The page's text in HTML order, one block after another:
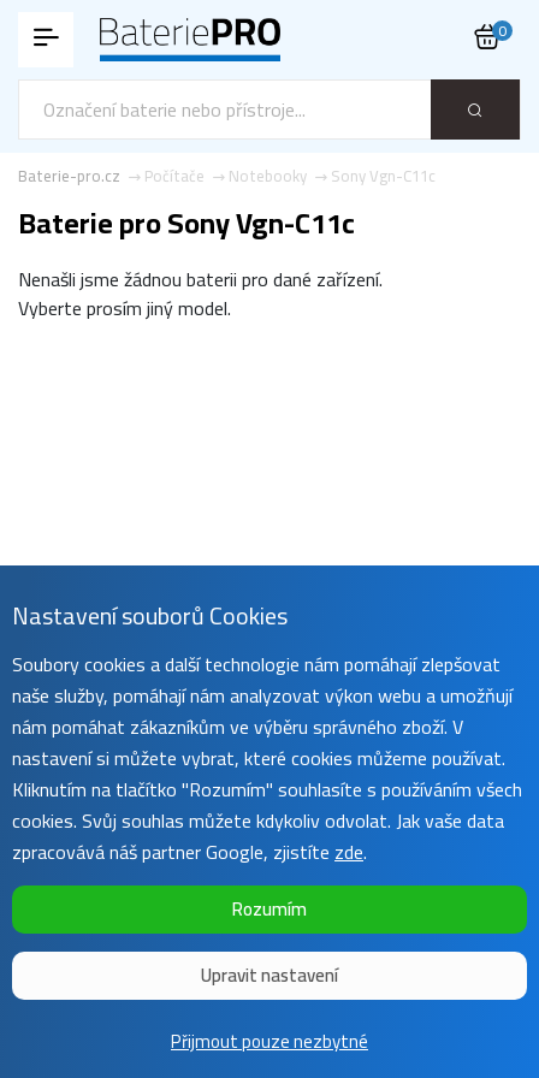
0
Sony Vgn-C11c
Notebooky
Počítače
Baterie-pro.cz
Baterie pro Sony Vgn-C11c
Nenašli jsme žádnou baterii pro dané zařízení.
Vyberte prosím jiný model.
Sunnysoft2016 - 2026 | Template by
Nastavení souborů Cookies
Soubory cookies a další technologie nám pomáhají zlepšovat
naše služby, pomáhají nám analyzovat výkon webu a umožňují
nám pomáhat zákazníkům ve výběru správného zboží. V
nastavení si můžete vybrat, které cookies můžeme používat.
Kliknutím na tlačítko "Rozumím" souhlasíte s používáním všech
cookies. Svůj souhlas můžete kdykoliv odvolat. Jak vaše data
zpracovává náš partner Google, zjistítezde.
Rozumím
Upravit nastavení
Přijmout pouze nezbytné